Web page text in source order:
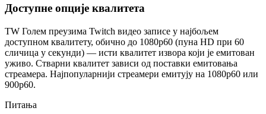
Доступне опције квалитета
ТW Голем преузима Twitch видео записе у најбољем
доступном квалитету, обично до 1080p60 (пуна HD при 60
сличица у секунди) — исти квалитет извора који је емитован
уживо. Стварни квалитет зависи од поставки емитовања
стреамера. Најпопуларнији стреамери емитују на 1080p60 или
900p60.
Питања